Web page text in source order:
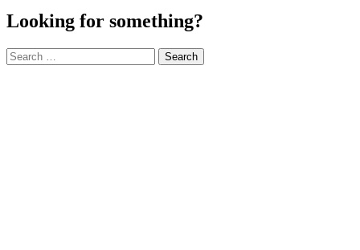
Looking for something?
Search